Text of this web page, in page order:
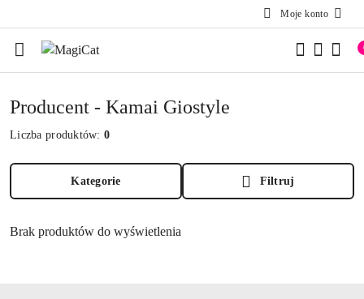
Moje konto
Producent - Kamai Giostyle
Liczba produktów:0
Kategorie Filtruj
Brak produktów do wyświetlenia